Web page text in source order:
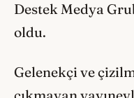
Destek Medya
oldu.
Gelenekçi ve